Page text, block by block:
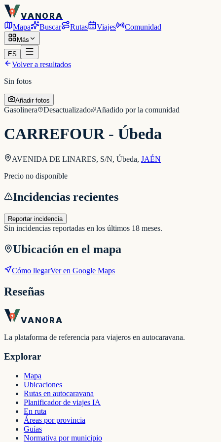
VANORA
Mapa Buscar Rutas Viajes Comunidad
Más
ES
Volver a resultados
Sin fotos
Añadir fotos
Gasolinera Desactualizado Añadido por la comunidad
CARREFOUR - Úbeda
AVENIDA DE LINARES, S/N, Úbeda, JAÉN
Precio no disponible
Incidencias recientes
Reportar incidencia
Sin incidencias reportadas en los últimos 18 meses.
Ubicación en el mapa
Cómo llegarVer en Google Maps
Reseñas
VANORA
La plataforma de referencia para viajeros en autocaravana.
Explorar
Mapa
Ubicaciones
Rutas en autocaravana
Planificador de viajes IA
En ruta
Áreas por provincia
Guías
Normativa por municipio